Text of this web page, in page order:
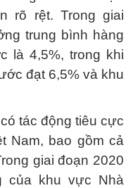
rõ rệt. Trong giai
trung bình hàng
là 4,5%, trong khi
đạt 6,5% và khu
tác động tiêu cực
Nam, bao gồm cả
giai đoạn 2020
của khu vực Nhà